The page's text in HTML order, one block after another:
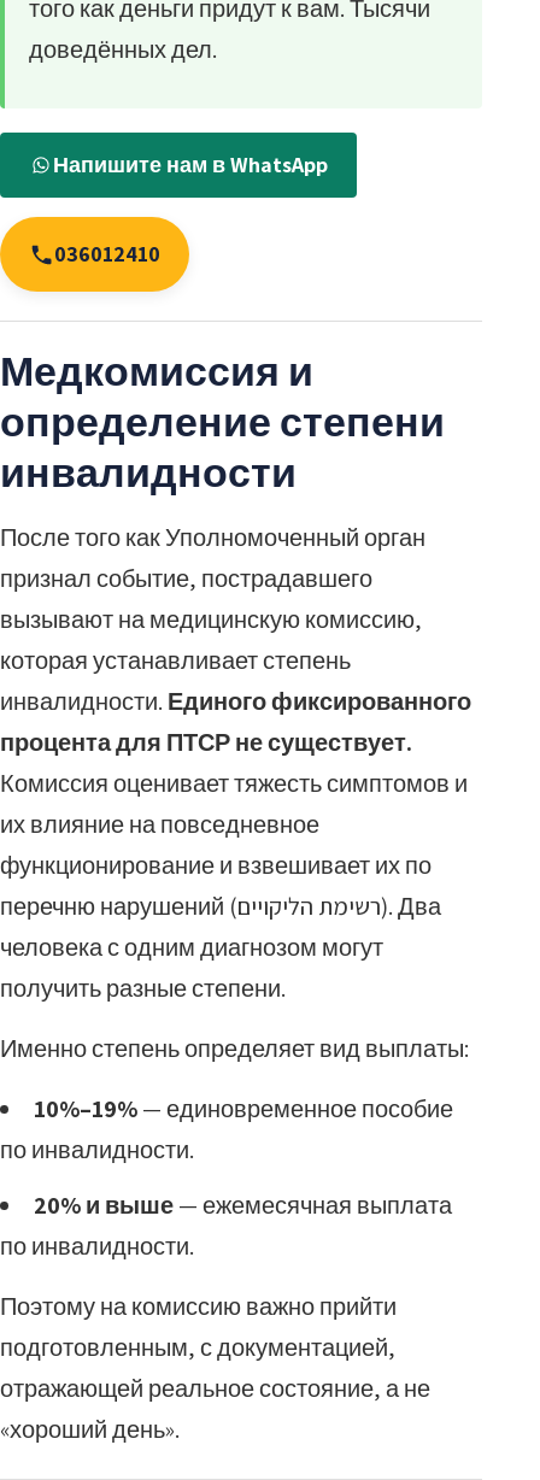
того как деньги придут к вам. Тысячи
доведённых дел.
Напишите нам в WhatsApp
036012410
Медкомиссия и
определение степени
инвалидности
После того как Уполномоченный орган
признал событие, пострадавшего
вызывают на медицинскую комиссию,
которая устанавливает степень
инвалидности. Единого фиксированного
процента для ПТСР не существует.
Комиссия оценивает тяжесть симптомов и
их влияние на повседневное
функционирование и взвешивает их по
перечню нарушений (רשימת הליקויים). Два
человека с одним диагнозом могут
получить разные степени.
Именно степень определяет вид выплаты:
10%–19%— единовременное пособие
по инвалидности.
20% и выше— ежемесячная выплата
по инвалидности.
Поэтому на комиссию важно прийти
подготовленным, с документацией,
отражающей реальное состояние, а не
«хороший день».